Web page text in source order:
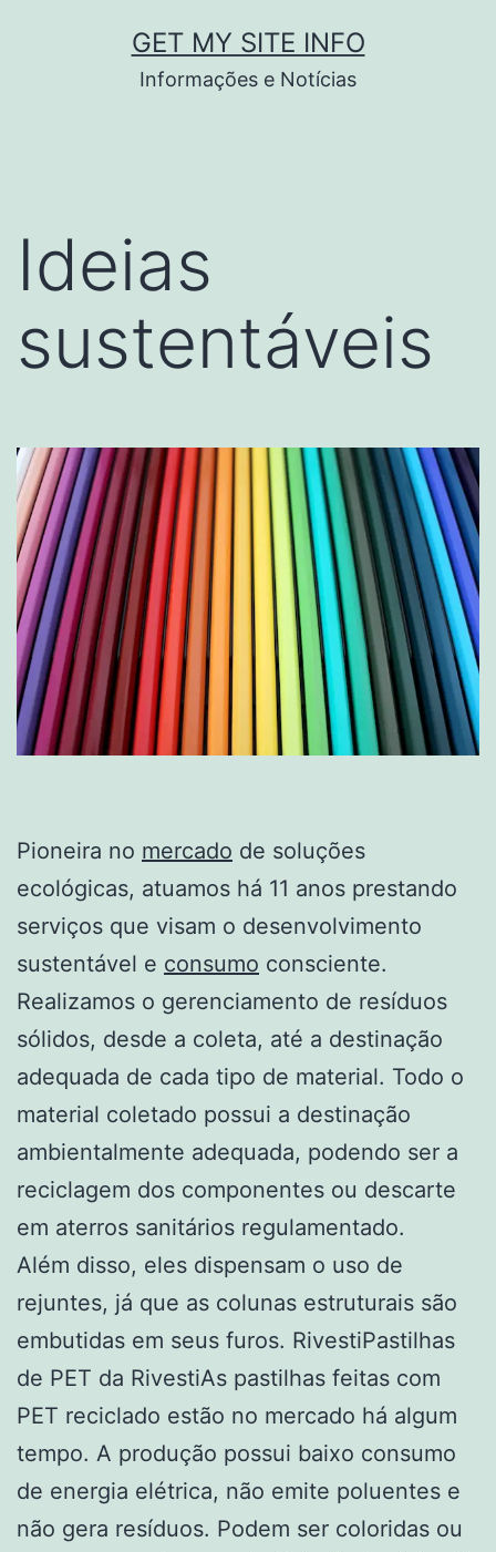
GET MY SITE INFO
Informações e Notícias
Ideias
sustentáveis
Pioneira no mercado de soluções
ecológicas, atuamos há 11 anos prestando
serviços que visam o desenvolvimento
sustentável e consumo consciente.
Realizamos o gerenciamento de resíduos
sólidos, desde a coleta, até a destinação
adequada de cada tipo de material. Todo o
material coletado possui a destinação
ambientalmente adequada, podendo ser a
reciclagem dos componentes ou descarte
em aterros sanitários regulamentado.
Além disso, eles dispensam o uso de
rejuntes, já que as colunas estruturais são
embutidas em seus furos. RivestiPastilhas
de PET da RivestiAs pastilhas feitas com
PET reciclado estão no mercado há algum
tempo. A produção possui baixo consumo
de energia elétrica, não emite poluentes e
não gera resíduos. Podem ser coloridas ou